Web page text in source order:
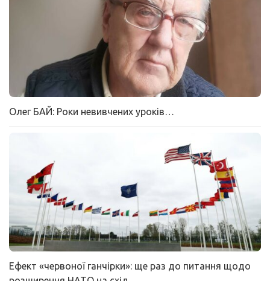
Олег БАЙ: Роки невивчених уроків…
Ефект «червоної ганчірки»: ще раз до питання щодо